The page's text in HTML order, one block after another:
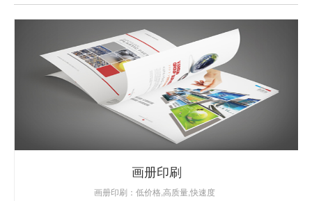
画册印刷
画册印刷：低价格,高质量,快速度